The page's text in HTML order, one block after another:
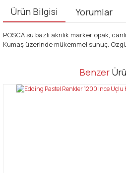
Ürün Bilgisi Yorumlar
POSCA su bazlı akrilik marker opak,
Kumaş üzerinde mükemmel sunuç.
Bu ürüne ilk yorumu
Bu ürünün fiyat bilgisi, resim, ürün
tarafımıza iletebilirsiniz.
Benzer